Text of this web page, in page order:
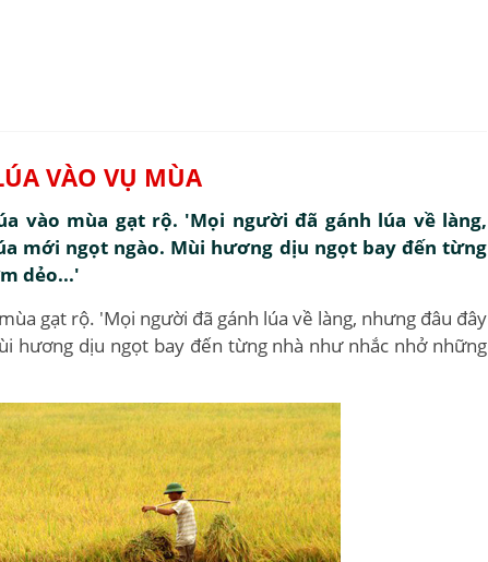
VÀO VỤ MÙA
vào mùa gạt rộ. 'Mọi người đã gánh lúa về làng,
mới ngọt ngào. Mùi hương dịu ngọt bay đến từng
dẻo...'
gạt rộ. 'Mọi người đã gánh lúa về làng, nhưng đâu đây
hương dịu ngọt bay đến từng nhà như nhắc nhở những